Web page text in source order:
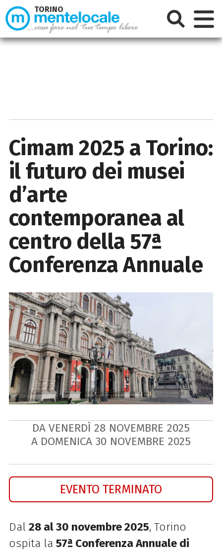
Cimam 2025 a Torino:
il futuro dei musei
d’arte
contemporanea al
centro della 57ª
Conferenza Annuale
DA VENERDÌ 28 NOVEMBRE 2025
A DOMENICA 30 NOVEMBRE 2025
EVENTO TERMINATO
Dal 28 al 30 novembre 2025, Torino
ospita la 57ª Conferenza Annuale di
TORINO